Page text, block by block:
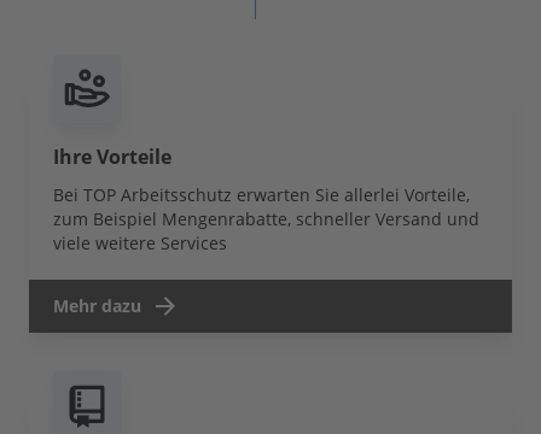
Ihre Vorteile
Bei TOP Arbeitsschutz erwarten Sie allerlei Vorteile,
zum Beispiel Mengenrabatte, schneller Versand und
viele weitere Services
Mehr dazu